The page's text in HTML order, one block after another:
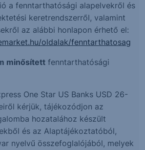
a fenntarthatósági alapelvekről és
keretrendszerről, valamint
az alábbi honlapon érhető el:
oldalak/fenntarthatosag
minősített fenntarthatósági
One Star US Banks USD 26-
kérjük, tájékozódjon az
hozatalához készült
és az Alaptájékoztatóból,
nyelvű összefoglalójából, melyek